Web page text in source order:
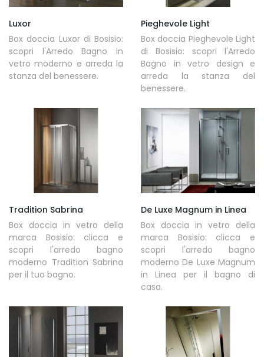
Luxor
Box doccia Luxor di Bosisio:
scopri l'Arredo Bagno in
vetro moderno e arreda la
stanza del benessere.
Pieghevole Light
Box doccia Pieghevole Light
di Bosisio: scopri l'Arredo
Bagno in vetro design e
arreda la stanza del
benessere.
Tradition Sabrina
Box doccia in vetro della
marca Bosisio: clicca e
scopri l'arredo bagno
moderno Tradition Sabrina
per il tuo bagno.
De Luxe Magnum in Linea
Box doccia in vetro della
marca Bosisio: clicca e
scopri l'arredo bagno
moderno De Luxe Magnum
in Linea per il bagno di
casa.